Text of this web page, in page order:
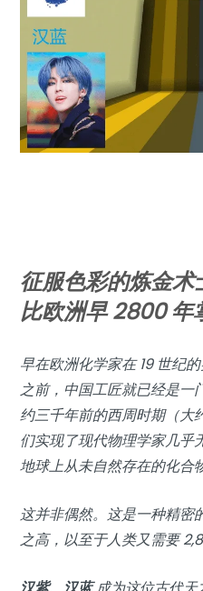
征服色彩的炼金
比欧洲早 2800 年
早在欧洲化学家在 19 世纪
之前，中国工匠就已经是一
约三千年前的西周时期（
们实现了现代物理学家几乎
地球上从未自然存在的化合
这并非偶然。这是一种精密
之高，以至于人类又需要